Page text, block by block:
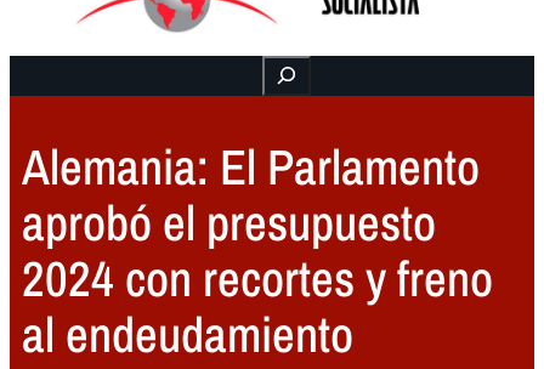
Buscar
Alemania: El Parlamento
aprobó el presupuesto
2024 con recortes y freno
al endeudamiento